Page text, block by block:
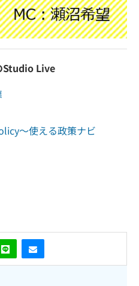
Studio Live
～使える政策ナビ